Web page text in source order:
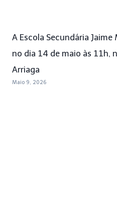
A Escola Secundária
no dia 14 de maio às 11h,
Arriaga
Maio 9, 2026